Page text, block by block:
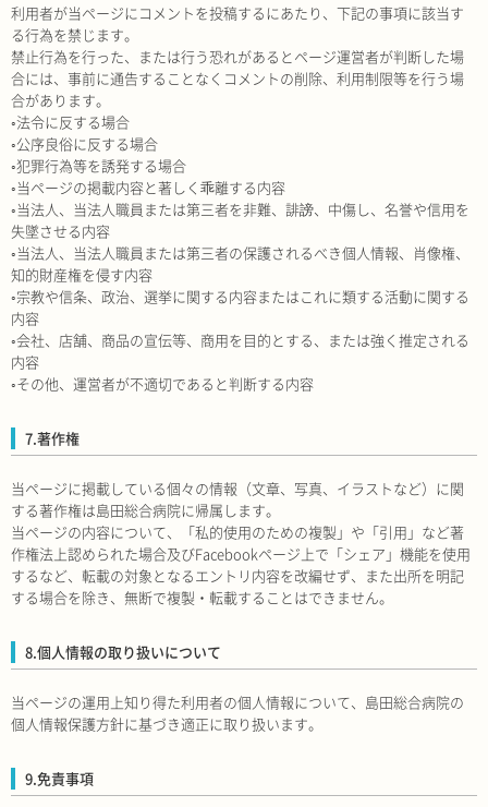
利用者が当ページにコメントを投稿するにあたり、下記の事項に該当す
る行為を禁じます。
禁止行為を行った、または行う恐れがあるとページ運営者が判断した場
合には、事前に通告することなくコメントの削除、利用制限等を行う場
合があります。
◦法令に反する場合
◦公序良俗に反する場合
◦犯罪行為等を誘発する場合
◦当ページの掲載内容と著しく乖離する内容
◦当法人、当法人職員または第三者を非難、誹謗、中傷し、名誉や信用を
失墜させる内容
◦当法人、当法人職員または第三者の保護されるべき個人情報、肖像権、
知的財産権を侵す内容
◦宗教や信条、政治、選挙に関する内容またはこれに類する活動に関する
内容
◦会社、店舗、商品の宣伝等、商用を目的とする、または強く推定される
内容
◦その他、運営者が不適切であると判断する内容
7.著作権
当ページに掲載している個々の情報（文章、写真、イラストなど）に関
する著作権は島田総合病院に帰属します。
当ページの内容について、「私的使用のための複製」や「引用」など著
作権法上認められた場合及びFacebookページ上で「シェア」機能を使用
するなど、転載の対象となるエントリ内容を改編せず、また出所を明記
する場合を除き、無断で複製・転載することはできません。
8.個人情報の取り扱いについて
当ページの運用上知り得た利用者の個人情報について、島田総合病院の
個人情報保護方針に基づき適正に取り扱います。
9.免責事項